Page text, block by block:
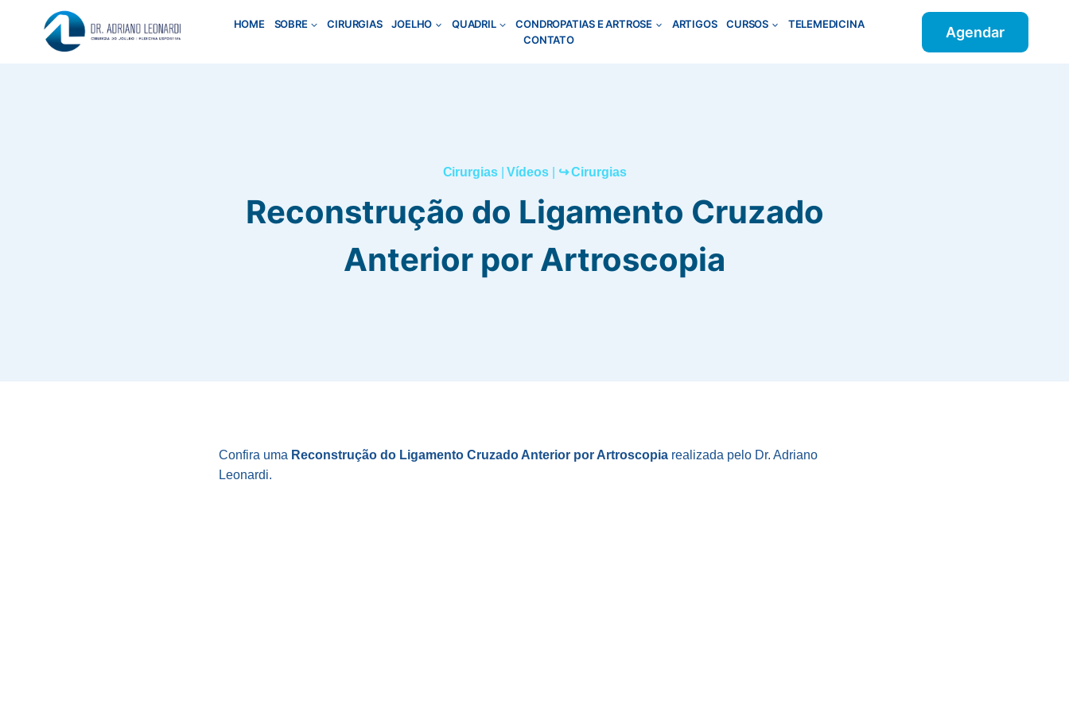
HOME SOBRE CIRURGIAS JOELHO QUADRIL CONDROPATIAS E ARTROSE ARTIGOS CURSOS
TELEMEDICINA
CONTATO
Agendar
Cirurgias|Vídeos| ↪ Cirurgias
Reconstrução do Ligamento Cruzado
Anterior por Artroscopia
Confira uma Reconstrução do Ligamento Cruzado Anterior por Artroscopia realizada pelo Dr. Adriano
Leonardi.